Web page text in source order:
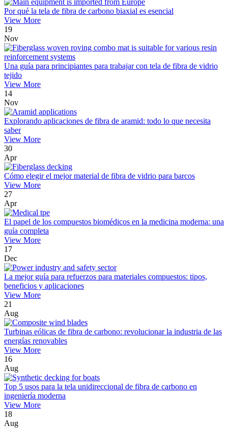
Por qué la tela de fibra de carbono biaxial es esencial
View More
19
Nov
Una guía para principiantes para trabajar con tela de fibra de vidrio
tejido
View More
14
Nov
Explorando aplicaciones de fibra de aramid: todo lo que necesita
saber
View More
30
Apr
Cómo elegir el mejor material de fibra de vidrio para barcos
View More
27
Apr
El papel de los compuestos biomédicos en la medicina moderna: una
guía completa
View More
17
Dec
La mejor guía para refuerzos para materiales compuestos: tipos,
beneficios y aplicaciones
View More
21
Aug
Turbinas eólicas de fibra de carbono: revolucionar la industria de las
energías renovables
View More
16
Aug
Top 5 usos para la tela unidireccional de fibra de carbono en
ingeniería moderna
View More
18
Aug